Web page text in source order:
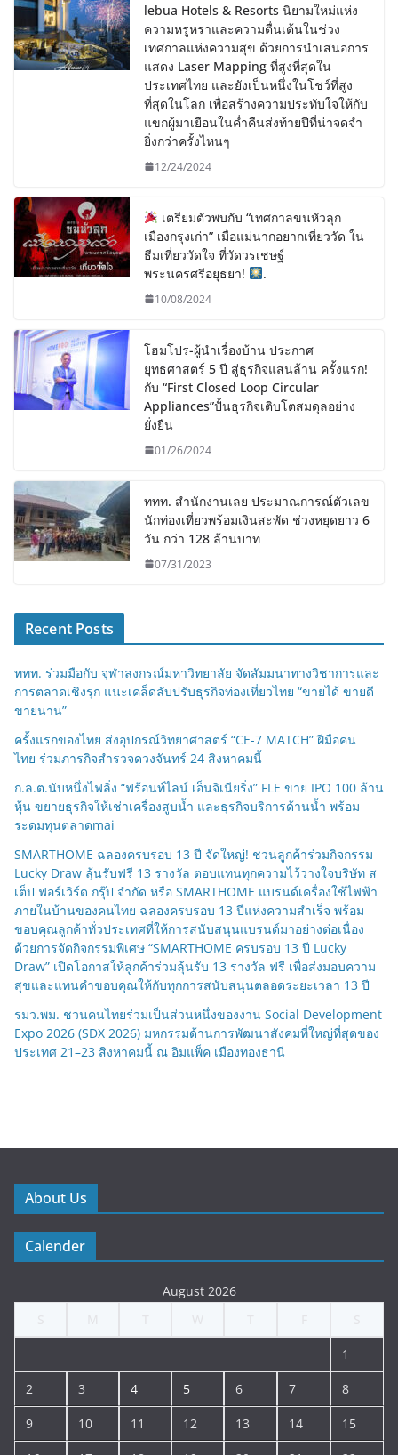
lebua Hotels & Resorts นิยามใหม่แห่ง
ความหรูหราและความตื่นเต้นในช่วง
เทศกาลแห่งความสุข ด้วยการนำเสนอการ
แสดง Laser Mapping ที่สูงที่สุดใน
ประเทศไทย และยังเป็นหนึ่งในโชว์ที่สูง
ที่สุดในโลก เพื่อสร้างความประทับใจให้กับ
แขกผู้มาเยือนในค่ำคืนส่งท้ายปีที่น่าจดจำ
ยิ่งกว่าครั้งไหนๆ
12/24/2024
เตรียมตัวพบกับ “เทศกาลขนหัวลุก
เมืองกรุงเก่า” เมื่อแม่นากอยากเที่ยววัด ใน
ธีมเที่ยววัดใจ ที่วัดวรเชษฐ์
พระนครศรีอยุธยา!
.
10/08/2024
โฮมโปร-ผู้นำเรื่องบ้าน ประกาศ
ยุทธศาสตร์ 5 ปี สู่ธุรกิจแสนล้าน ครั้งแรก!
กับ “First Closed Loop Circular
Appliances”ปั้นธุรกิจเติบโตสมดุลอย่าง
ยั่งยืน
01/26/2024
ททท. สำนักงานเลย ประมาณการณ์ตัวเลข
นักท่องเที่ยวพร้อมเงินสะพัด ช่วงหยุดยาว 6
วัน กว่า 128 ล้านบาท
07/31/2023
Recent Posts
ททท. ร่วมมือกับ จุฬาลงกรณ์มหาวิทยาลัย จัดสัมมนาทางวิชาการและ
การตลาดเชิงรุก แนะเคล็ดลับปรับธุรกิจท่องเที่ยวไทย “ขายได้ ขายดี
ขายนาน”
ครั้งแรกของไทย ส่งอุปกรณ์วิทยาศาสตร์ “CE-7 MATCH” ฝีมือคน
ไทย ร่วมภารกิจสำรวจดวงจันทร์ 24 สิงหาคมนี้
ก.ล.ต.นับหนึ่งไฟลิ่ง “ฟร้อนท์ไลน์ เอ็นจิเนียริ่ง” FLE ขาย IPO 100 ล้าน
หุ้น ขยายธุรกิจให้เช่าเครื่องสูบน้ำ และธุรกิจบริการด้านน้ำ พร้อม
ระดมทุนตลาดmai
SMARTHOME ฉลองครบรอบ 13 ปี จัดใหญ่! ชวนลูกค้าร่วมกิจกรรม
Lucky Draw ลุ้นรับฟรี 13 รางวัล ตอบแทนทุกความไว้วางใจบริษัท ส
เต็ป ฟอร์เวิร์ด กรุ๊ป จำกัด หรือ SMARTHOME แบรนด์เครื่องใช้ไฟฟ้า
ภายในบ้านของคนไทย ฉลองครบรอบ 13 ปีแห่งความสำเร็จ พร้อม
ขอบคุณลูกค้าทั่วประเทศที่ให้การสนับสนุนแบรนด์มาอย่างต่อเนื่อง
ด้วยการจัดกิจกรรมพิเศษ “SMARTHOME ครบรอบ 13 ปี Lucky
Draw” เปิดโอกาสให้ลูกค้าร่วมลุ้นรับ 13 รางวัล ฟรี เพื่อส่งมอบความ
สุขและแทนคำขอบคุณให้กับทุกการสนับสนุนตลอดระยะเวลา 13 ปี
รมว.พม. ชวนคนไทยร่วมเป็นส่วนหนึ่งของงาน Social Development
Expo 2026 (SDX 2026) มหกรรมด้านการพัฒนาสังคมที่ใหญ่ที่สุดของ
ประเทศ 21–23 สิงหาคมนี้ ณ อิมแพ็ค เมืองทองธานี
About Us
Calender
August 2026
1
2 3 4 5 6 7 8
9 10 11 12 13 14 15